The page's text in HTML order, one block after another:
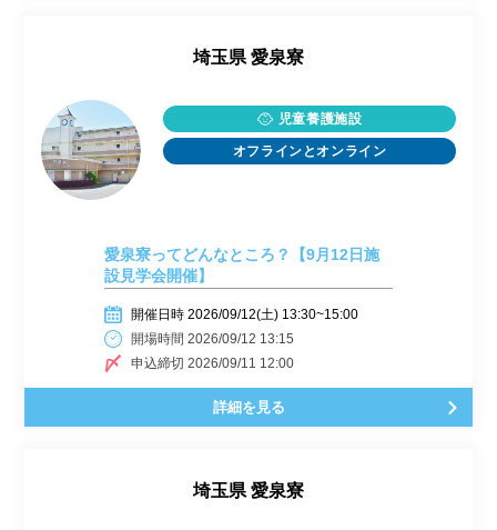
埼玉県 愛泉寮
児童養護施設
オフラインとオンライン
愛泉寮ってどんなところ？【9月12日施
設見学会開催】
開催日時 2026/09/12(土) 13:30~15:00
開場時間 2026/09/12 13:15
申込締切 2026/09/11 12:00
詳細を見る
埼玉県 愛泉寮